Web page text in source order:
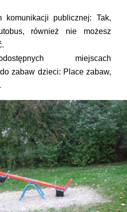
komunikacji publicznej: Tak,
również nie możesz
miejscach
zabaw dzieci: Place zabaw,